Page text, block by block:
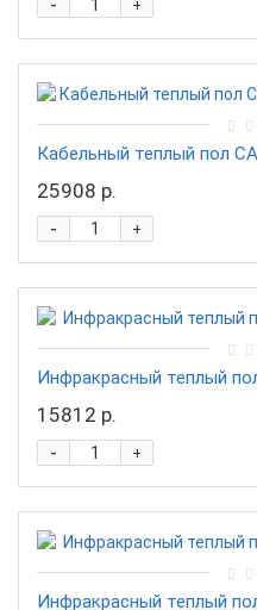
+
-
Кабельный теплый пол
25908 р.
+
-
Инфракрасный теплый
15812 р.
+
-
Инфракрасный теплый